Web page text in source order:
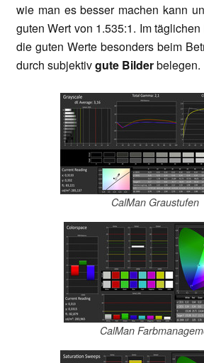
wie man es besser machen kann
guten Wert von 1.535:1. Im
die guten Werte besonders beim
durch subjektivgute Bilderbelegen.
CalMan Graustufen
CalMan